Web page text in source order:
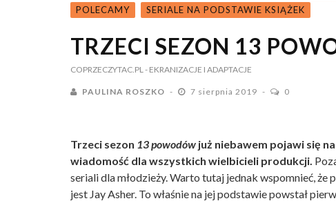
POLECAMY
SERIALE NA PODSTAWIE KSIĄŻEK
TRZECI SEZON 13
COPRZECZYTAC.PL- EKRANIZACJE I ADAPTACJE
PAULINA ROSZKO 7 sierpnia 2019 0
Trzeci sezon 13 powodów już niebawem pojawi się
wiadomość dla wszystkich wielbicieli produkcji.
seriali dla młodzieży. Warto tutaj jednak wspomnieć,
jest Jay Asher. To właśnie na jej podstawie powstał